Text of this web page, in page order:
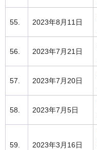
55. 2023年8月11日
56. 2023年7月21日
57. 2023年7月20日
58. 2023年7月5日
59. 2023年3月16日